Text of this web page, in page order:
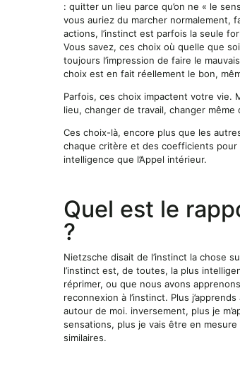
: quitter un lieu parce qu’on ne « le
vous auriez du marcher normalement,
actions, l’instinct est parfois la seule
Vous savez, ces choix où quelle que
toujours l’impression de faire le
choix est en fait réellement le bon,
Parfois, ces choix impactent votre vie.
lieu, changer de travail, changer
Ces choix-là, encore plus que les
chaque critère et des coefficients pour
intelligence que l’Appel intérieur.
Quel est le
?
Nietzsche disait de l’instinct la chose
l’instinct est, de toutes, la plus
réprimer, ou que nous avons
reconnexion à l’instinct. Plus
autour de moi. inversement, plus je
sensations, plus je vais être en
similaires.